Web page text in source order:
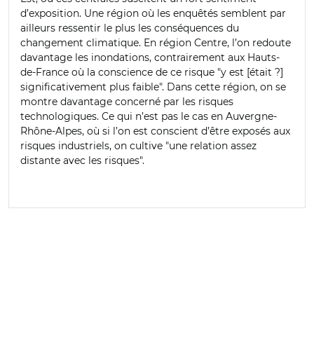
d’exposition. Une région où les enquêtés semblent par
ailleurs ressentir le plus les conséquences du
changement climatique. En région Centre, l’on redoute
davantage les inondations, contrairement aux Hauts-
de-France où la conscience de ce risque "y est [était ?]
significativement plus faible". Dans cette région, on se
montre davantage concerné par les risques
technologiques. Ce qui n’est pas le cas en Auvergne-
Rhône-Alpes, où si l’on est conscient d’être exposés aux
risques industriels, on cultive "une relation assez
distante avec les risques".